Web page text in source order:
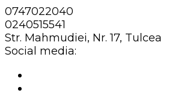
0747022040
0240515541
Str. Mahmudiei, Nr. 17, Tulcea
Social media: